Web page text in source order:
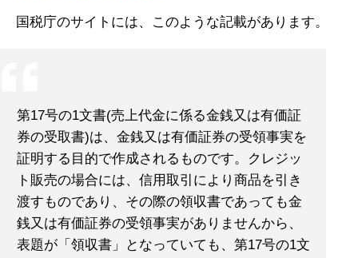
国税庁のサイトには、このような記載があります。
第17号の1文書(売上代金に係る金銭又は有価証
券の受取書)は、金銭又は有価証券の受領事実を
証明する目的で作成されるものです。クレジッ
ト販売の場合には、信用取引により商品を引き
渡すものであり、その際の領収書であっても金
銭又は有価証券の受領事実がありませんから、
表題が「領収書」となっていても、第17号の1文